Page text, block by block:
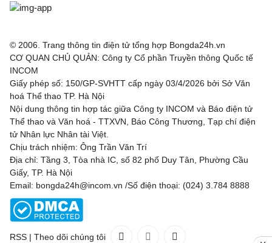
© 2006. Trang thông tin điện tử tổng hợp Bongda24h.vn
CƠ QUAN CHỦ QUẢN: Công ty Cổ phần Truyền thông Quốc tế
INCOM
Giấy phép số: 150/GP-SVHTT cấp ngày 03/4/2026 bởi Sở Văn
hoá Thể thao TP. Hà Nội
Nội dung thông tin hợp tác giữa Công ty INCOM và Báo điện tử
Thể thao và Văn hoá - TTXVN, Báo Công Thương, Tạp chí điện
tử Nhân lực Nhân tài Việt.
Chịu trách nhiệm: Ông Trần Văn Trí
Địa chỉ: Tầng 3, Tòa nhà IC, số 82 phố Duy Tân, Phường Cầu
Giấy, TP. Hà Nội
Email: bongda24h@incom.vn /Số điện thoại: (024) 3.784 8888
RSS | Theo dõi chúng tôi